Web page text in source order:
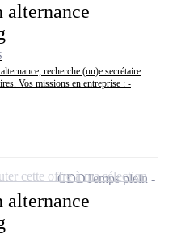
alternance
recherche (un)e secrétaire
Vos missions en entreprise : -
alternance
CDDTemps plein
cette offre à ma sélection